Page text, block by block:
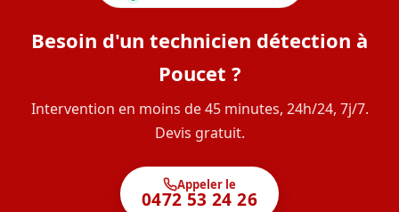
Besoin d'un technicien détection à
Poucet ?
Intervention en moins de 45 minutes, 24h/24, 7j/7.
Devis gratuit.
Appeler le
0472 53 24 26